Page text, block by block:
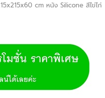
cm หนัง Silicone สีไข่ไก่